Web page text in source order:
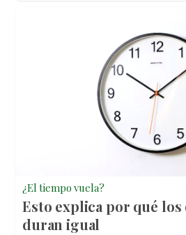
¿El tiempo vuela?
Esto explica por qué los
duran igual